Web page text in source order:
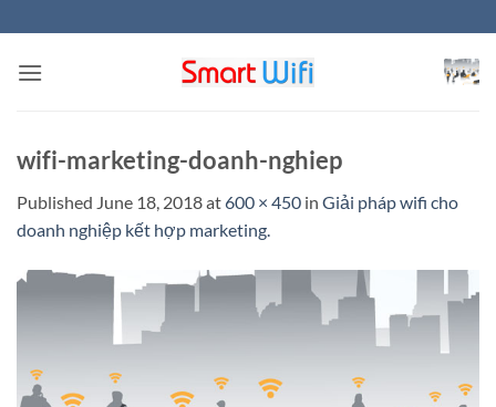
to
content
wifi-marketing-doanh-nghiep
Published June 18, 2018at600 × 450 in Giải pháp wifi cho
doanh nghiệp kết hợp marketing.